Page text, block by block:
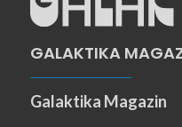
GALAKTIKA
Galaktika Magazin